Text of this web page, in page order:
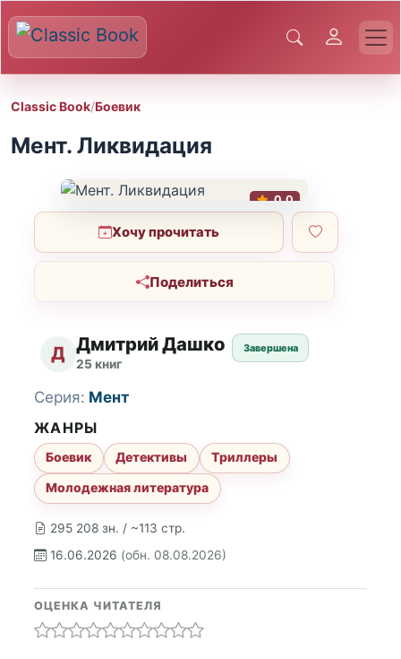
Classic Book/Боевик
Мент. Ликвидация
0.0
Хочу прочитать
Поделиться
Д Дмитрий Дашко
25 книг
Завершена
295 208 зн. / ~113 стр.
16.06.2026 (обн. 08.08.2026)
Серия: Мент
ЖАНРЫ
Боевик Детективы
Триллеры
Молодежная литература
ОЦЕНКА ЧИТАТЕЛЯ